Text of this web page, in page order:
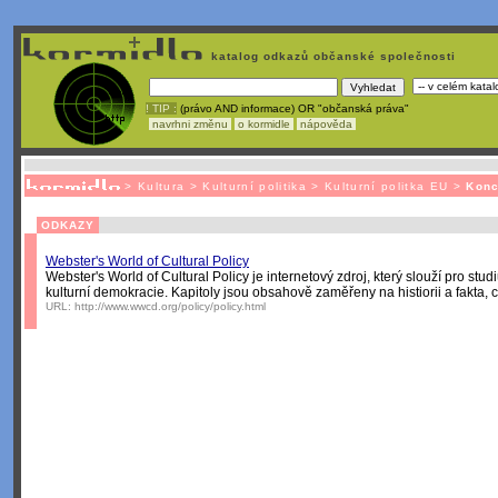
katalog odkazů občanské společnosti
! TIP : (právo AND informace) OR "občanská práva"
navrhni změnu
o kormidle nápověda
> Kultura > Kulturní politika > Kulturní politka EU >
ODKAZY
Webster's World of Cultural Policy
Webster's World of Cultural Policy je internetový zdroj, který slouží pro
kulturní demokracie. Kapitoly jsou obsahově zaměřeny na histiorii a fakta,
URL: http://www.wwcd.org/policy/policy.html